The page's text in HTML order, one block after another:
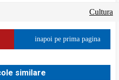
Cultura
inapoi pe prima pagina
similare